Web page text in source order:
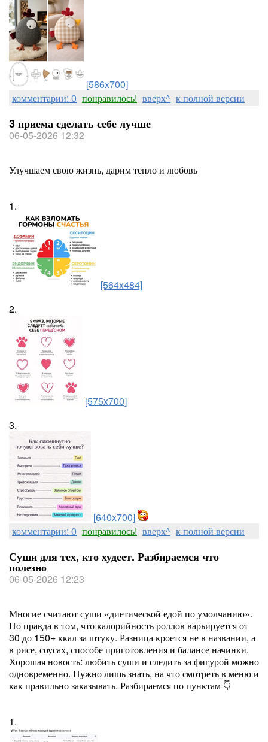
[586x700]
комментарии: 0 понравилось! вверх^ к полной версии
3 приема сделать себе лучше
06-05-2026 12:32
Улучшаем свою жизнь, дарим тепло и любовь
1.
[564x484]
2.
[575x700]
3.
[640x700]
комментарии: 0 понравилось! вверх^ к полной версии
Суши для тех, кто худеет. Разбираемся что
полезно
06-05-2026 12:23
Многие считают суши «диетической едой по умолчанию».
Но правда в том, что калорийность роллов варьируется от
30 до 150+ ккал за штуку. Разница кроется не в названии, а
в рисе, соусах, способе приготовления и балансе начинки.
Хорошая новость: любить суши и следить за фигурой можно
одновременно. Нужно лишь знать, на что смотреть в меню и
как правильно заказывать. Разбираемся по пунктам 👇
1.